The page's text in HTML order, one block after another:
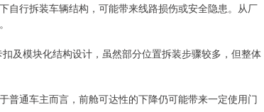
自行拆装车辆结构，可能带来线路损伤或安全隐患。从厂
及模块化结构设计，虽然部分位置拆装步骤较多，但整体
普通车主而言，前舱可达性的下降仍可能带来一定使用门